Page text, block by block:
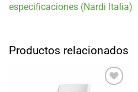
especificaciones (Nardi Italia)
Productos relacionados